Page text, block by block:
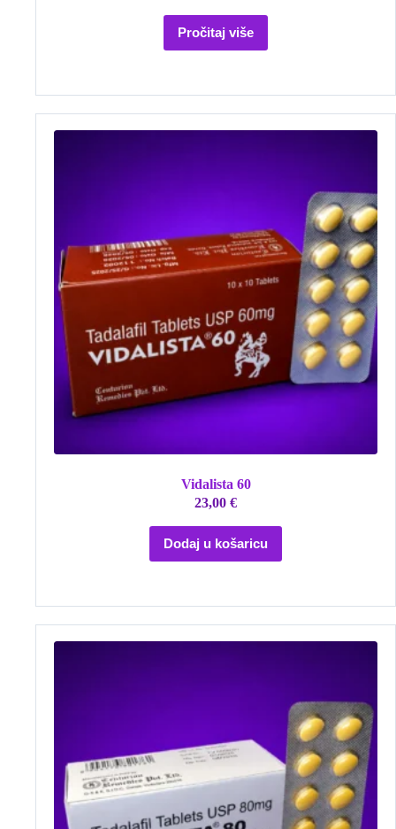
Pročitaj više
Vidalista 60
23,00 €
Dodaj u košaricu